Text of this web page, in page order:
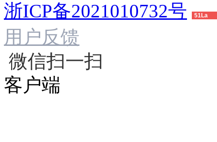
浙ICP备2021010732号
51La
用户反馈
微信扫一扫
客户端